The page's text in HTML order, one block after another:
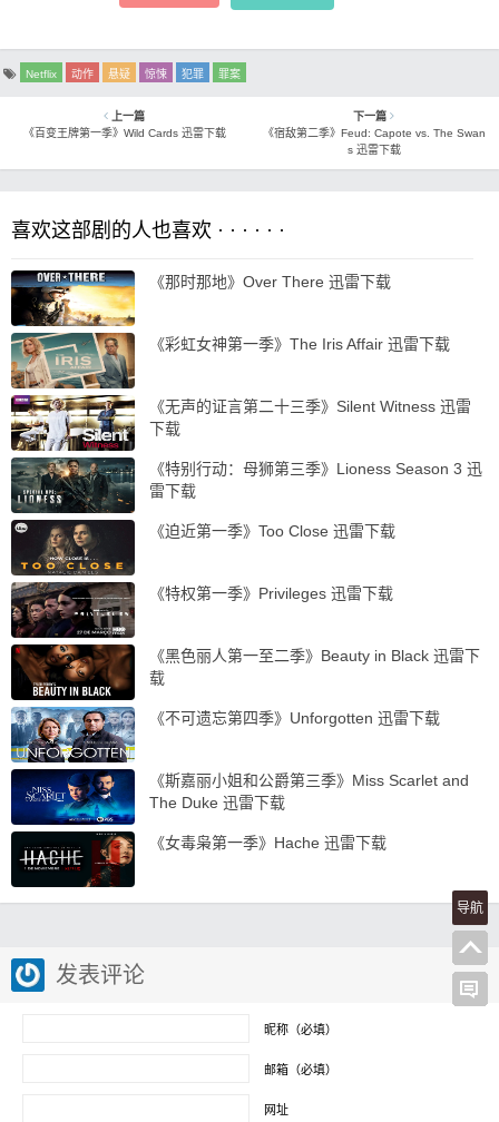
Netflix 动作 悬疑 惊悚 犯罪 罪案
上一篇
《百变王牌第一季》Wild Cards 迅雷下载
下一篇
《宿敌第二季》Feud: Capote vs. The Swan
s 迅雷下载
喜欢这部剧的人也喜欢 · · · · · ·
《那时那地》Over There 迅雷下载
《彩虹女神第一季》The Iris Affair 迅雷下载
《无声的证言第二十三季》Silent Witness 迅雷
下载
《特别行动：母狮第三季》Lioness Season 3 迅
雷下载
《迫近第一季》Too Close 迅雷下载
《特权第一季》Privileges 迅雷下载
《黑色丽人第一至二季》Beauty in Black 迅雷下
载
《不可遗忘第四季》Unforgotten 迅雷下载
《斯嘉丽小姐和公爵第三季》Miss Scarlet and
The Duke 迅雷下载
《女毒枭第一季》Hache 迅雷下载
发表评论
昵称（必填）
邮箱（必填）
网址
导航